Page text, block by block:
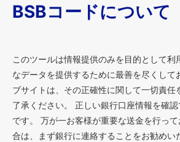
BSBコードについて
このツールは情報提供のみを目的として利
なデータを提供するために最善を尽くして
ブサイトは、その正確性に関して一切責任
了承ください。 正しい銀行口座情報を確
です。 万が一お客様が重要な送金を行っ
合は、まず銀行に連絡することをお勧めい